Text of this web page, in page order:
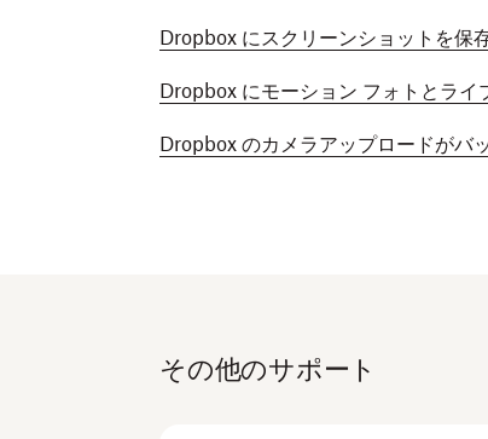
Dropbox にスクリーンショットを保
Dropbox にモーション フォトとラ
Dropbox のカメラアップロードがバ
その他のサポート